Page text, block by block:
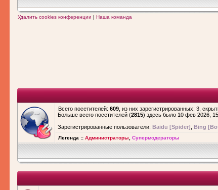
Удалить cookies конференции | Наша команда
Всего посетителей: 609 , из них зарегистрированных: 3,
Больше всего посетителей (2815) здесь было 10 фев 2026,
Зарегистрированные пользователи: Baidu [Spider] Bing
Легенда :: Администраторы Супермодераторы